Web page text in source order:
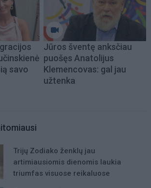
savo
Jūros šventę anksčiau
puošęs Anatolijus
Klemencovas: gal jau
užtenka
Trijų Zodiako ženklų jau
artimiausiomis dienomis laukia
triumfas visuose reikaluose